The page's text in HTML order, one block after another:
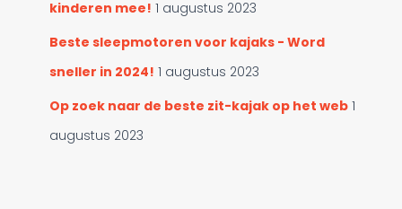
kinderen mee! 1 augustus 2023
Beste sleepmotoren voor kajaks - Word
sneller in 2024! 1 augustus 2023
Op zoek naar de beste zit-kajak op het web 1
augustus 2023